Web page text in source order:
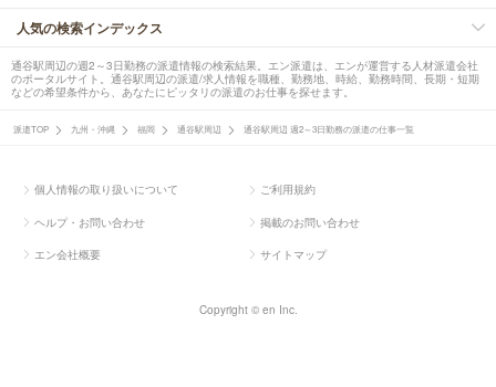
人気の検索インデックス
通谷駅周辺の週2～3日勤務の派遣情報の検索結果。エン派遣は、エンが運営する人材派遣会社
のポータルサイト。通谷駅周辺の派遣/求人情報を職種、勤務地、時給、勤務時間、長期・短期
などの希望条件から、あなたにピッタリの派遣のお仕事を探せます。
派遣TOP 九州・沖縄 福岡 通谷駅周辺 通谷駅周辺 週2～3日勤務の派遣の仕事一覧
個人情報の取り扱いについて ご利用規約
ヘルプ・お問い合わせ 掲載のお問い合わせ
エン会社概要 サイトマップ
Copyright © en Inc.